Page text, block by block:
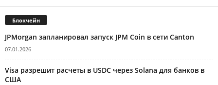
Блокчейн
JPMorgan запланировал запуск JPM Coin в сети Canton
07.01.2026
Visa разрешит расчеты в USDC через Solana для банков в
США